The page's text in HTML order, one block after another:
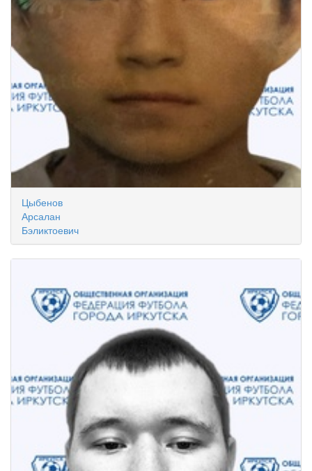
Цыбенов
Арсалан
Бэликтоевич